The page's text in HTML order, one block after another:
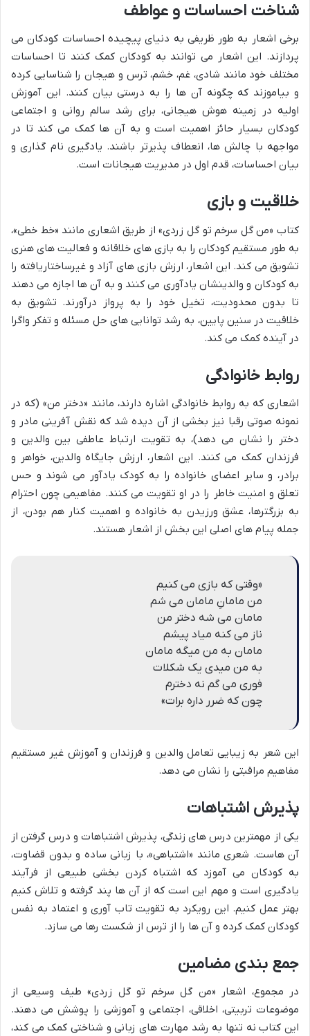
شناخت احساسات و عواطف
برخی اشعار به طور ظریفی به دنیای پیچیده احساسات کودکان می
پردازند. این اشعار می توانند به کودکان کمک کنند تا احساسات
مختلف خود مانند شادی، غم، خشم، ترس و هیجان را شناسایی کرده
و بیاموزند که چگونه آن ها را به درستی بیان کنند. این آموزش
اولیه در زمینه هوش هیجانی، برای رشد سالم روانی و اجتماعی
کودکان بسیار حائز اهمیت است و به آن ها کمک می کند تا در
مواجهه با چالش ها، انعطاف پذیرتر باشند. یادگیری نام گذاری و
بیان احساسات، قدم اول در مدیریت هیجانات است.
خلاقیت و بازی
کتاب «من گل سرخم تو گل زردی» از طریق اشعاری مانند «خط خطی»،
به طور مستقیم کودکان را به بازی های خلاقانه و فعالیت های هنری
تشویق می کند. این اشعار، ارزش بازی های آزاد و غیرساختاریافته را
به کودکان و والدینشان یادآوری می کنند و به آن ها اجازه می دهند
تا بدون محدودیت، تخیل خود را به پرواز درآورند. تشویق به
خلاقیت در سنین پایین، به رشد توانایی های حل مسئله و تفکر واگرا
در آینده کمک می کند.
روابط خانوادگی
اشعاری که به روابط خانوادگی اشاره دارند، مانند «دختر من» (که در
نمونه صوتی رقبا نیز بخشی از آن دیده شد که نقش آفرینی مادر و
دختر را نشان می دهد)، به تقویت ارتباط عاطفی بین والدین و
فرزندان کمک می کنند. این اشعار، ارزش جایگاه والدین، خواهر و
برادر، و سایر اعضای خانواده را به کودک یادآور می شوند و حس
تعلق و امنیت خاطر را در او تقویت می کنند. مفاهیمی چون احترام
به بزرگترها، عشق ورزیدن به خانواده و اهمیت کنار هم بودن، از
جمله پیام های اصلی این بخش از اشعار هستند.
«وقتی که بازی می کنیم
من مامانِ مامان می شم
مامان می شه دختر من
ناز می کنه میاد پیشم
مامان به من میگه مامان
به من میدی یک شکلات
فوری می گم نه دخترم
چون که ضرر داره برات»
این شعر به زیبایی تعامل والدین و فرزندان و آموزش غیر مستقیم
مفاهیم مراقبتی را نشان می دهد.
پذیرش اشتباهات
یکی از مهمترین درس های زندگی، پذیرش اشتباهات و درس گرفتن از
آن هاست. شعری مانند «اشتباهی»، با زبانی ساده و بدون قضاوت،
به کودکان می آموزد که اشتباه کردن بخشی طبیعی از فرآیند
یادگیری است و مهم این است که از آن ها پند گرفته و تلاش کنیم
بهتر عمل کنیم. این رویکرد به تقویت تاب آوری و اعتماد به نفس
کودکان کمک کرده و آن ها را از ترس از شکست رها می سازد.
جمع بندی مضامین
در مجموع، اشعار «من گل سرخم تو گل زردی» طیف وسیعی از
موضوعات تربیتی، اخلاقی، اجتماعی و آموزشی را پوشش می دهند.
این کتاب نه تنها به رشد مهارت های زبانی و شناختی کمک می کند،